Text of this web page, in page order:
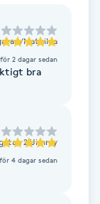
Mathilda
för 2 dagar sedan
bra
2/Jimmy
för 4 dagar sedan